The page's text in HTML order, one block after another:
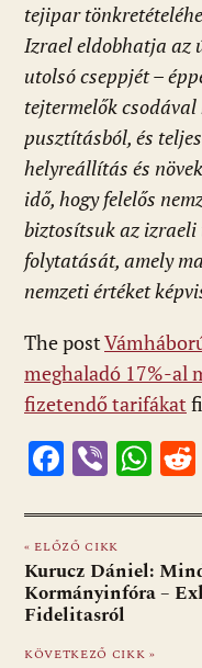
tejipar
Izrael eldobhatja az
utolsó cseppjét –
tejtermelők
pusztításból, és
helyreállítás és
idő, hogy felelős
biztosítsuk az izraeli
folytatását, amely
nemzeti értéket
The post
meghaladó 17%-al
fizetendő tarifákat
F
e
b
o
o
Vi
er
W
at
s
A
« ELŐZŐ CIKK
Kurucz Dániel:
Kormányinfóra –
Fidelitasról
KÖVETKEZŐ CIKK »